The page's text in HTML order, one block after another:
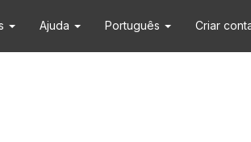
Ajuda Português Criar